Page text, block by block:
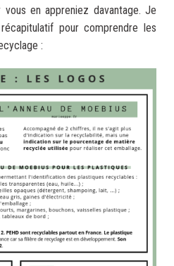
en appreniez davantage. Je
pour comprendre les
: